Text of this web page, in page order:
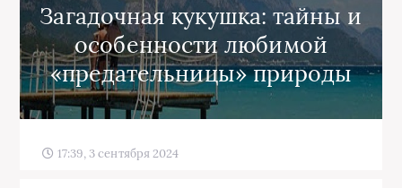
Загадочная кукушка: тайны и
особенности любимой
«предательницы» природы
17:39, 3 сентября 2024